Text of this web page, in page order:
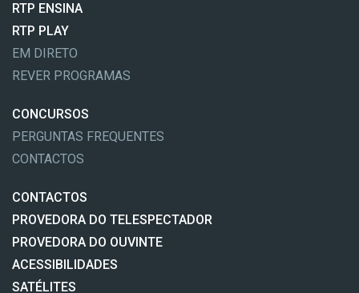
RTP ENSINA
RTP PLAY
EM DIRETO
REVER PROGRAMAS
CONCURSOS
PERGUNTAS FREQUENTES
CONTACTOS
CONTACTOS
PROVEDORA DO TELESPECTADOR
PROVEDORA DO OUVINTE
ACESSIBILIDADES
SATÉLITES